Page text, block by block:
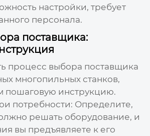
настройки, требует
персонала.
поставщика:
процесс выбора поставщика
многопильных станков,
пошаговую инструкцию.
потребности: Определите,
решать оборудование, и
вы предъявляете к его